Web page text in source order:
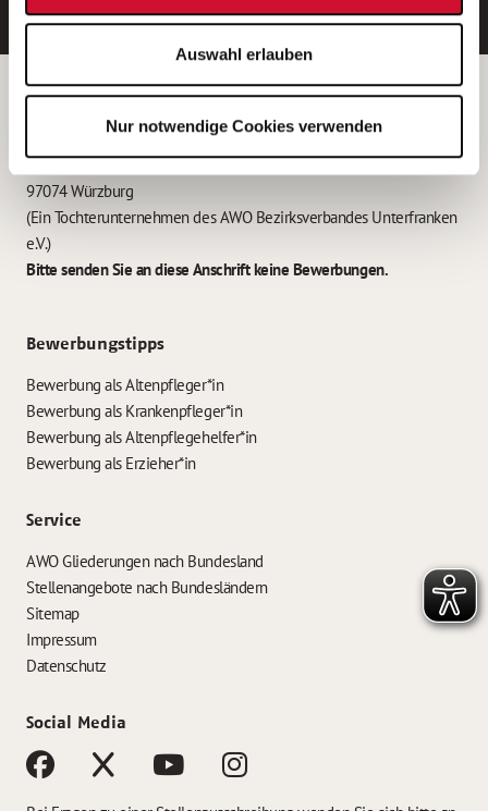
Auswahl erlauben
Nur notwendige Cookies verwenden
Betreiber der Webseite
Garitz Bewirtschaftungsbetriebe GmbH
Kantstraße 45a
97074 Würzburg
(Ein Tochterunternehmen des AWO Bezirksverbandes Unterfranken
e.V.)
Bitte senden Sie an diese Anschrift keine Bewerbungen.
Bewerbungstipps
Bewerbung als Altenpfleger*in
Bewerbung als Krankenpfleger*in
Bewerbung als Altenpflegehelfer*in
Bewerbung als Erzieher*in
Service
AWO Gliederungen nach Bundesland
Stellenangebote nach Bundesländern
Sitemap
Impressum
Datenschutz
Social Media